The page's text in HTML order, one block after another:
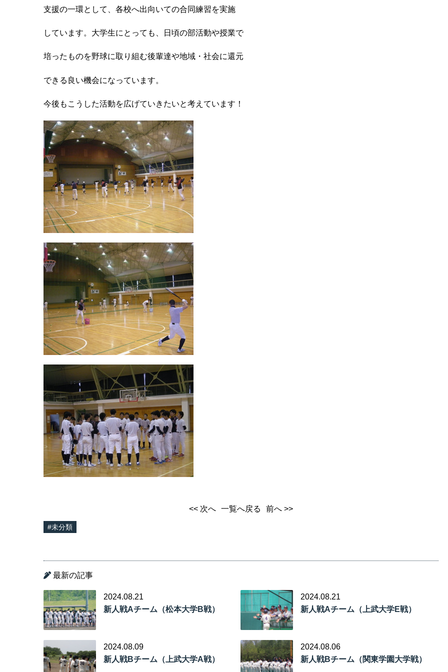
支援の一環として、各校へ出向いての合同練習を実施
しています。大学生にとっても、日頃の部活動や授業で
培ったものを野球に取り組む後輩達や地域・社会に還元
できる良い機会になっています。
今後もこうした活動を広げていきたいと考えています！
<< 次へ 一覧へ戻る 前へ >>
#未分類
最新の記事
2024.08.21
新人戦Aチーム（松本大学B戦）
2024.08.21
新人戦Aチーム（上武大学E戦）
2024.08.09
新人戦Bチーム（上武大学A戦）
2024.08.06
新人戦Bチーム（関東学園大学戦）